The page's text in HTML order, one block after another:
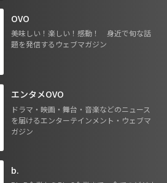
OVO
美味しい！楽しい！感動！ 身近で旬な話
題を発信するウェブマガジン
エンタメOVO
ドラマ・映画・舞台・音楽などのニュース
を届けるエンターテインメント・ウェブマ
ガジン
b.